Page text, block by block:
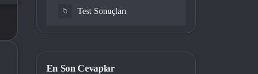
📁 Test Sonuçları
En Son Cevaplar